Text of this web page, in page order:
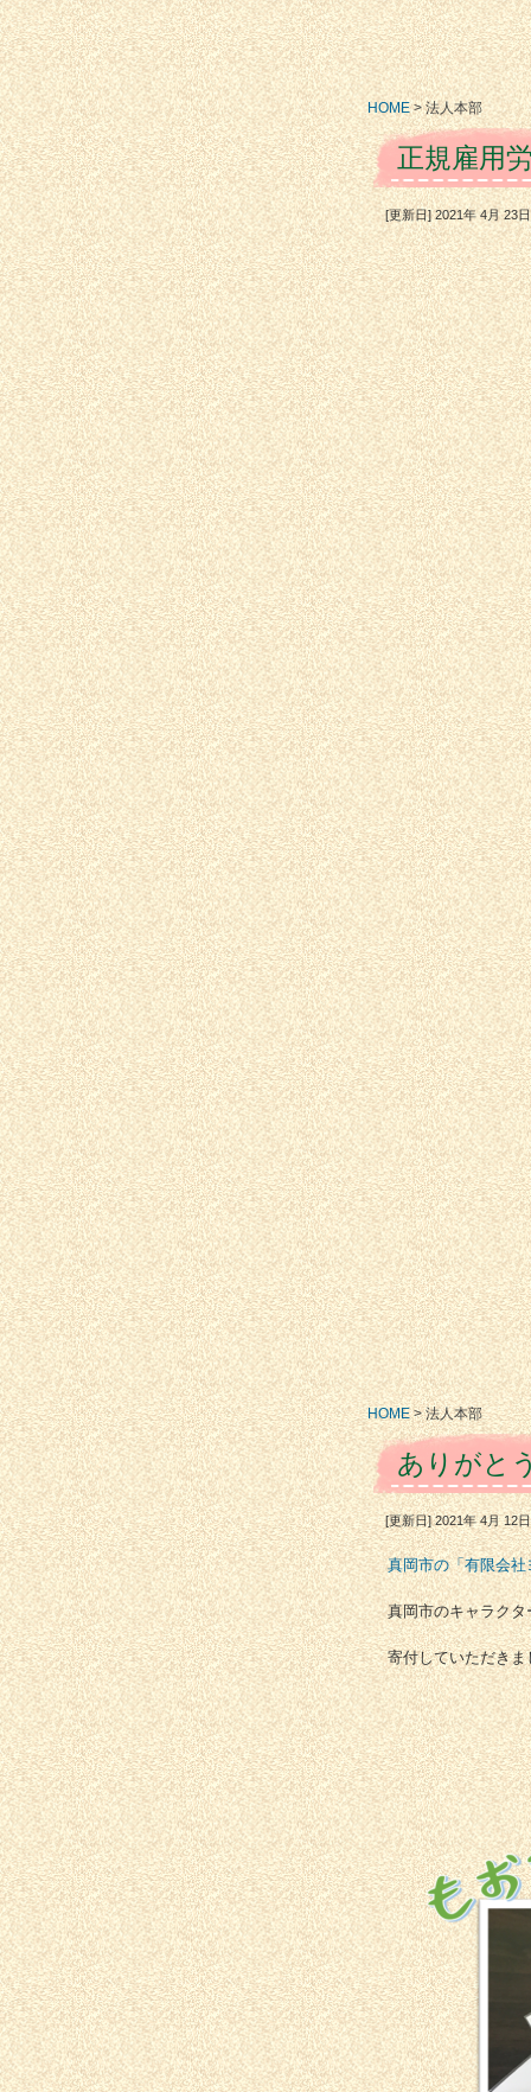
HOME>法人本部
正規雇用
[更新日] 2021年 4月 23
HOME>法人本部
ありがと
[更新日] 2021年 4月 12
真岡市の「有限会社
真岡市のキャラク
寄付していただきま